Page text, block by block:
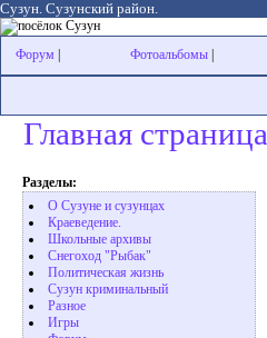
Сузун. Сузунский район.
Форум Фотоальбомы
Главная страница
Разделы:
О Сузуне и сузунцах
Краеведение.
Школьные архивы
Снегоход "Рыбак"
Политическая жизнь
Сузун криминальный
Разное
Игры